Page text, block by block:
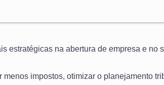
estratégicas na abertura de empresa e no
impostos, otimizar o planejamento